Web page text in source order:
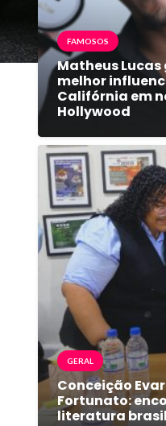
FAMOSOS
Matheus
melhor
Califórnia em
Hollywood
GERAL
Conceição
Fortunato:
literatura